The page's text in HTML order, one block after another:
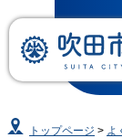
トップページ > よ